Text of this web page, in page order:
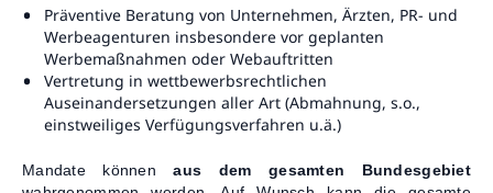
Präventive Beratung von Unternehmen, Ärzten, PR- und
Werbeagenturen insbesondere vor geplanten
Werbemaßnahmen oder Webauftritten
Vertretung in wettbewerbsrechtlichen
Auseinandersetzungen aller Art (Abmahnung, s.o.,
einstweiliges Verfügungsverfahren u.ä.)
Mandate könnenaus dem gesamten Bundesgebiet